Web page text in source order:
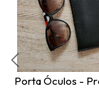
Porta Óculos -